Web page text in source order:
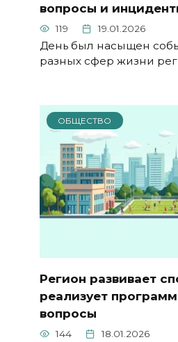
вопросы и
119 19.01.2026
День был насыщен
разных сфер жизни
ОБЩЕСТВО
Регион развивает
реализует
вопросы
144 18.01.2026